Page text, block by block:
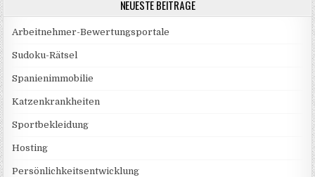
NEUESTE BEITRÄGE
Arbeitnehmer-Bewertungsportale
Sudoku-Rätsel
Spanienimmobilie
Katzenkrankheiten
Sportbekleidung
Hosting
Persönlichkeitsentwicklung